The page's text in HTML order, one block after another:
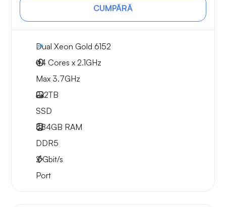
CUMPĂRĂ
Dual Xeon Gold 6152
44 Cores x 2.1GHz
Max 3.7GHz
2x2TB
SSD
384GB RAM
DDR5
2Gbit/s
Port